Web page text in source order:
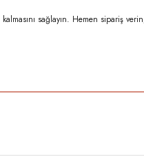
kalmasını sağlayın. Hemen sipariş